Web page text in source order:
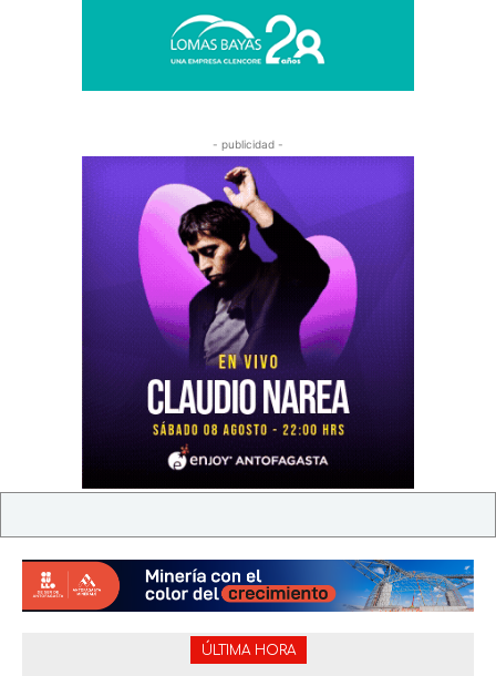
- publicidad -